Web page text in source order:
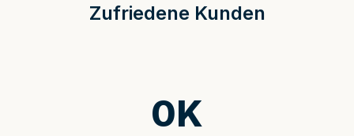
Zufriedene Kunden
0K